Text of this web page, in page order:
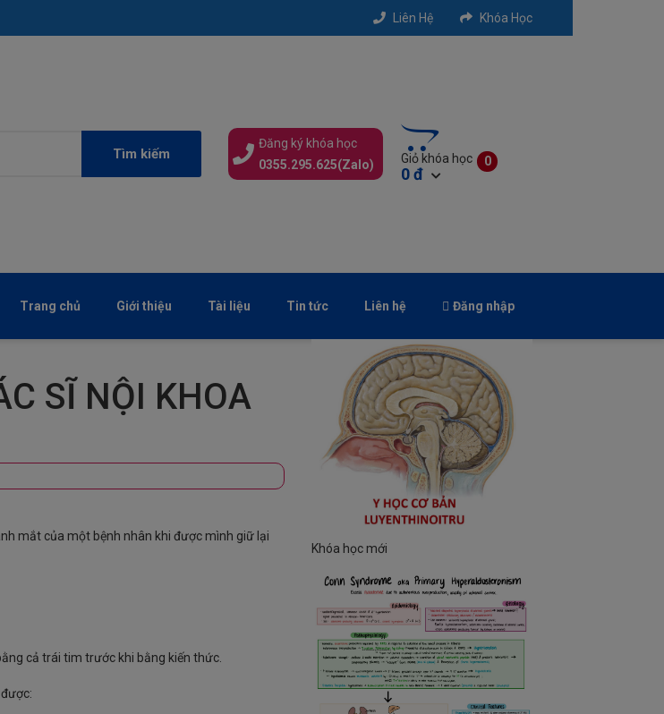
Liên Hệ Khóa Học
Tìm kiếm
Đăng ký khóa học
0355.295.625(Zalo)
0
Giỏ khóa học
0 đ
Trang chủ Giới thiệu Tài liệu Tin tức Liên hệ Đăng nhập
SĨ NỘI KHOA
mắt của một bệnh nhân khi được mình giữ lại
cả trái tim trước khi bằng kiến thức.
Khóa học mới